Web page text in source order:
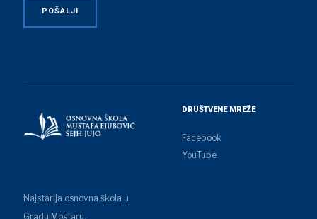
Najstarija osnovna škola u
Gradu Mostaru.
DRUŠTVENE MREŽE
Facebook
YouTube